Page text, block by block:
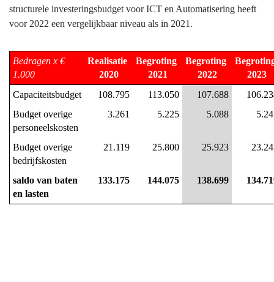
structurele investeringsbudget voor ICT en Automatisering heeft
voor 2022 een vergelijkbaar niveau als in 2021.
Bedragen x €
1.000
Realisatie
2020
Begroting
2021
Begroting
2022
2023
Capaciteitsbudget
108.795 113.050 107.688
Budget overige
personeelskosten
3.261 5.225 5.088
Budget overige
bedrijfskosten
21.119 25.800 25.923
saldo van baten
en lasten
133.175 144.075 138.699